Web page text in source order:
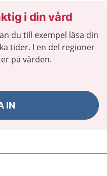
i din vård
du till exempel läsa din
tider. I en del regioner
på vården.
IN